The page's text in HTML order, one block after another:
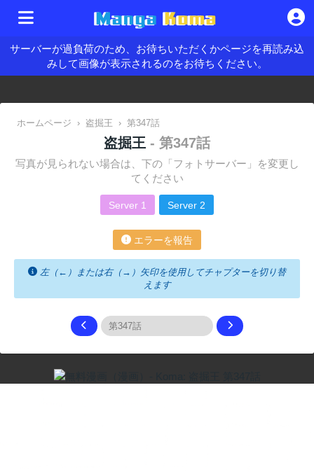
サーバーが過負荷のため、お待ちいただくかページを再読み込
みして画像が表示されるのをお待ちください。
ホームページ › 盗掘王 › 第347話
盗掘王 - 第347話
写真が見られない場合は、下の「フォトサーバー」を変更し
てください
Server 1 Server 2
エラーを報告
左（←）または右（→）矢印を使用してチャプターを切り替
えます